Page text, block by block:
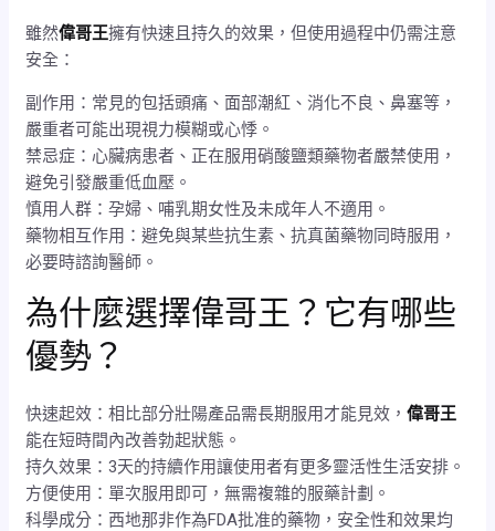
雖然偉哥王擁有快速且持久的效果，但使用過程中仍需注意
安全：
副作用：常見的包括頭痛、面部潮紅、消化不良、鼻塞等，
嚴重者可能出現視力模糊或心悸。
禁忌症：心臟病患者、正在服用硝酸鹽類藥物者嚴禁使用，
避免引發嚴重低血壓。
慎用人群：孕婦、哺乳期女性及未成年人不適用。
藥物相互作用：避免與某些抗生素、抗真菌藥物同時服用，
必要時諮詢醫師。
為什麼選擇偉哥王？它有哪些
優勢？
快速起效：相比部分壯陽產品需長期服用才能見效，偉哥王
能在短時間內改善勃起狀態。
持久效果：3天的持續作用讓使用者有更多靈活性生活安排。
方便使用：單次服用即可，無需複雜的服藥計劃。
科學成分：西地那非作為FDA批准的藥物，安全性和效果均